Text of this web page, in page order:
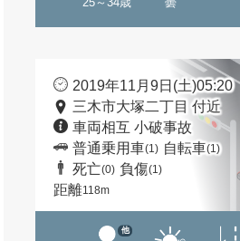
2019年11月9日(土)05:20
三木市大塚二丁目 付近
車両相互 小破事故
普通乗用車(1) 自転車(1)
死亡(0) 負傷(1)
距離118m
他